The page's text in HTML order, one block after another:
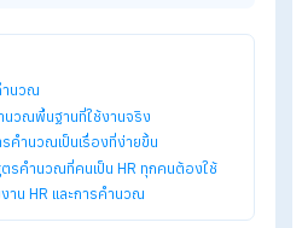
นประจำ เพื่อให้ทำงานได้อย่างถูกต้อง
ง HumanSoft เพิ่มเติม